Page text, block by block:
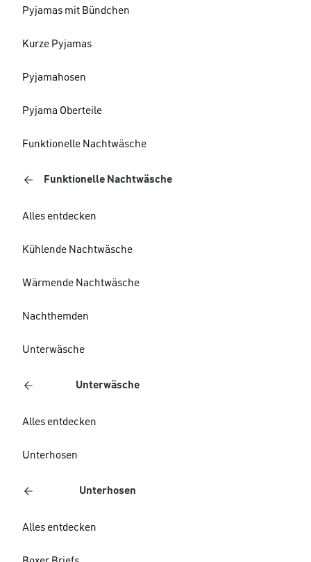
Pyjamas mit Bündchen
Kurze Pyjamas
Pyjamahosen
Pyjama Oberteile
Funktionelle Nachtwäsche
Funktionelle Nachtwäsche
Alles entdecken
Kühlende Nachtwäsche
Wärmende Nachtwäsche
Nachthemden
Unterwäsche
Unterwäsche
Alles entdecken
Unterhosen
Unterhosen
Alles entdecken